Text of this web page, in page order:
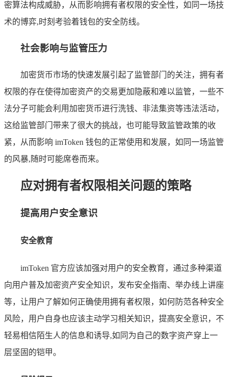
密算法构成威胁，从而影响拥有者权限的安全性，如同一场技
术的博弈,时刻考验着钱包的安全防线。
社会影响与监管压力
加密货币市场的快速发展引起了监管部门的关注，拥有者
权限的存在使得加密资产的交易更加隐蔽和难以监管，一些不
法分子可能会利用加密货币进行洗钱、非法集资等违法活动，
这给监管部门带来了很大的挑战，也可能导致监管政策的收
紧，从而影响 imToken 钱包的正常使用和发展，如同一场监管
的风暴,随时可能席卷而来。
应对拥有者权限相关问题的策略
提高用户安全意识
安全教育
imToken 官方应该加强对用户的安全教育，通过多种渠道
向用户普及加密资产安全知识，发布安全指南、举办线上讲座
等，让用户了解如何正确使用拥有者权限，如何防范各种安全
风险，用户自身也应该主动学习相关知识，提高安全意识，不
轻易相信陌生人的信息和诱导,如同为自己的数字资产穿上一
层坚固的铠甲。